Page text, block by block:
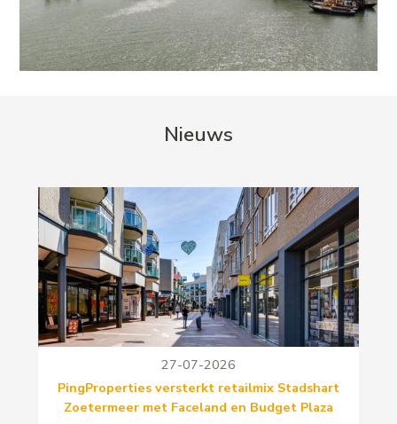
Nieuws
27-07-2026
PingProperties versterkt retailmix Stadshart
Zoetermeer met Faceland en Budget Plaza